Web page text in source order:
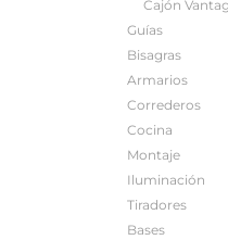
Cajón
Guías
Bisagras
Armarios
Correderos
Cocina
Montaje
Iluminación
Tiradores
Bases